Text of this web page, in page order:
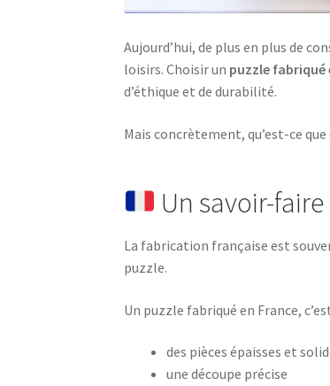
Aujourd’hui, de plus en plus de
loisirs. Choisir un puzzle fabriqué
d’éthique et de durabilité.
Mais concrètement, qu’est-ce
Un savoir-
La fabrication française est
puzzle.
Un puzzle fabriqué en France,
des pièces épaisses et
une découpe précise